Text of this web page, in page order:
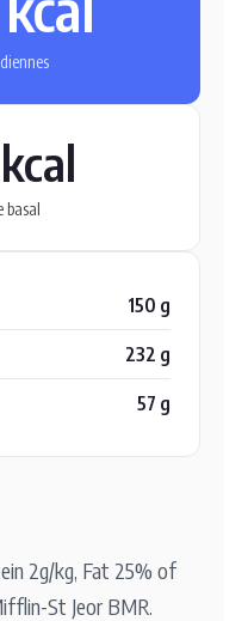
basal
150 g
232 g
57 g
2g/kg, Fat 25% of
St Jeor BMR.